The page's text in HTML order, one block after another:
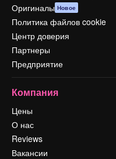
Оригиналы Новое
Политика файлов cookie
Центр доверия
Партнеры
Предприятие
Компания
Цены
О нас
Reviews
Вакансии